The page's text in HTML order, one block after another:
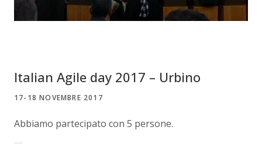
Italian Agile day 2017 – Urbino
17-18 NOVEMBRE 2017
Abbiamo partecipato con 5 persone.